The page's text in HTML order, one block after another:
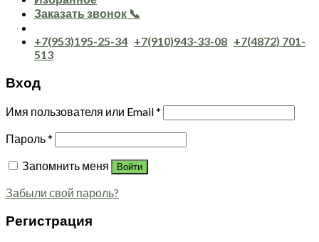
Заказать звонок 📞
+7(953)195-25-34 +7(910)943-33-08 +7(4872) 701-
513
Вход
Имя пользователя или Email*
Пароль*
Запомнить меня
Войти
Забыли свой пароль?
Регистрация